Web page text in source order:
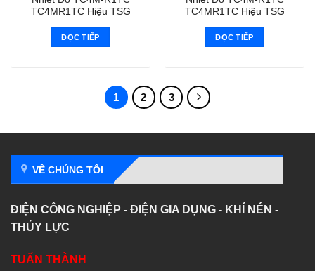
TC4MR1TC Hiệu TSG
ĐỌC TIẾP
TC4MR1TC Hiệu TSG
ĐỌC TIẾP
1 2 3
VỀ CHÚNG TÔI
ĐIỆN CÔNG NGHIỆP - ĐIỆN GIA DỤNG - KHÍ NÉN -
THỦY LỰC
TUẤN THÀNH